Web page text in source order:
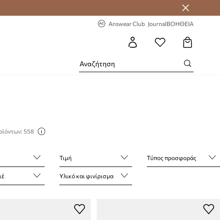
Club
Answear Club JournalΒΟΗΘΕΙΑ
558
Τιμή Τύπος προσφοράς
Υλικό και φινίρισμα